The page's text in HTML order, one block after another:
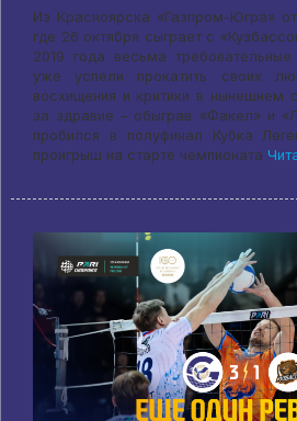
Из Красноярска «Газпром-Югра»
где 26 октября сыграет с
2019 года весьма
уже успели прокатить своих
восхищения и критики в нынешнем
за здравие – обыграв «Факел» и
пробился в полуфинал Кубка
проигрыш на старте чемпионата